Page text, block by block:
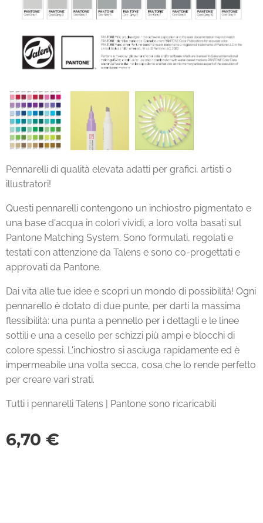
Pennarelli di qualità elevata adatti per grafici, artisti o
illustratori!
Questi pennarelli contengono un inchiostro pigmentato e
una base d'acqua in colori vividi, a loro volta basati sul
Pantone Matching System. Sono formulati, regolati e
testati con attenzione da Talens e sono co-progettati e
approvati da Pantone.
Dai vita alle tue idee e scopri un mondo di possibilità! Ogni
pennarello è dotato di due punte, per darti la massima
flessibilità: una punta a pennello per i dettagli e le linee
sottili e una a cesello per schizzi più ampi e blocchi di
colore spessi. L'inchiostro si asciuga rapidamente ed è
impermeabile una volta secca, cosa che lo rende perfetto
per creare vari strati.
Tutti i pennarelli Talens | Pantone sono ricaricabili
6,70 €